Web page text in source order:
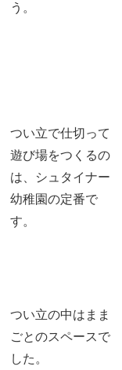
う。
つい立で仕切って
遊び場をつくるの
は、シュタイナー
幼稚園の定番で
す。
つい立の中はまま
ごとのスペースで
した。